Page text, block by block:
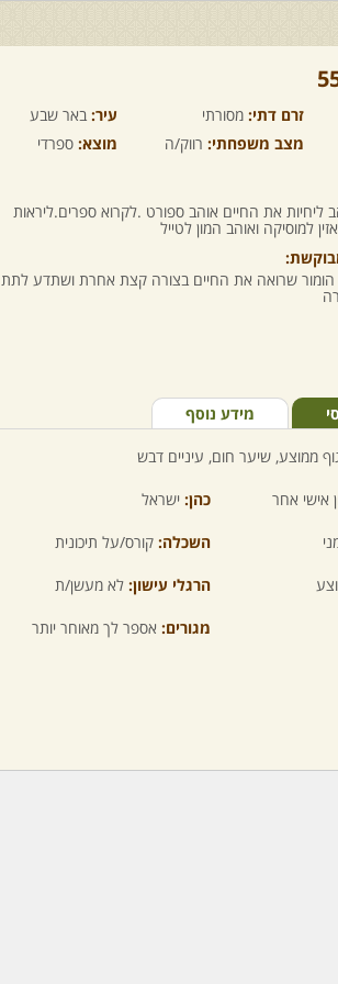
זרם דתי: מסורתי עיר: באר שבע
מצב משפחתי: רווק/ה מוצא: ספרדי
ליחיות את החיים אוהב ספורט .לקרוא ספרים.ליראות
למוסיקה ואוהב המון לטייל
שרואה את החיים בצורה קצת אחרת ושתדע לתת
מידע נוסף
ממוצע, שיער חום, עיניים דבש
אישי אחר כהן: ישראל
השכלה: קורס/על תיכונית
הרגלי עישון: לא מעשן/ת
מגורים: אספר לך מאוחר יותר